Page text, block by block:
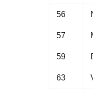
56
57
59
63